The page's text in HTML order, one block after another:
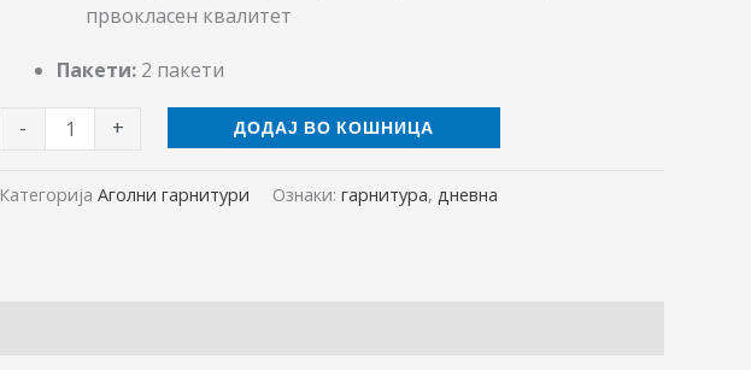
првокласен квалитет
Пакети: 2 пакети
- + ДОДАЈ ВО КОШНИЦА
Категорија Аголни гарнитури Ознаки: гарнитура, дневна